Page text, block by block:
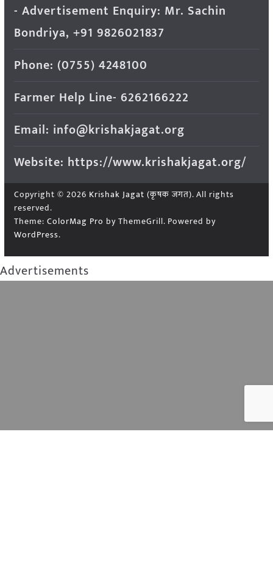
- Advertisement Enquiry: Mr. Sachin
Bondriya, +91 9826021837
Phone: (0755) 4248100
Farmer Help Line- 6262166222
Email: info@krishakjagat.org
Website: https://www.krishakjagat.org/
Copyright © 2026 Krishak Jagat (कृषक जगत). All rights
reserved.
Theme: ColorMag Pro by ThemeGrill. Powered by
WordPress.
Advertisements